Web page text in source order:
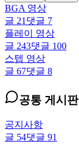
BGA 영상
글 21 댓글 7
플레이 영상
글 243댓글 100
스텝 영상
글 67댓글 8
공통 게시판
공지사항
글 54댓글 91